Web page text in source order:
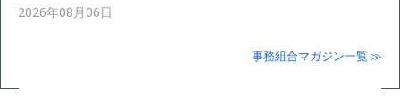
2026年08月06日
事務組合マガジン一覧 ≫